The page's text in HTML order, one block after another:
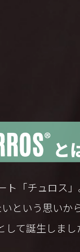
ト「チュロス」
という思いか
して誕生しまし